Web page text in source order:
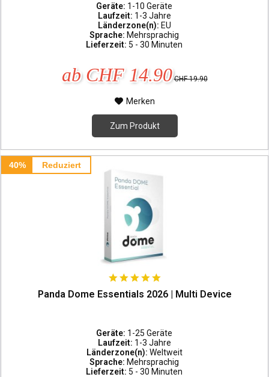
Geräte: 1-10 Geräte
Laufzeit: 1-3 Jahre
Länderzone(n): EU
Sprache: Mehrsprachig
Lieferzeit: 5 - 30 Minuten
ab CHF 14.90 CHF 19.90
Merken
Zum Produkt
40% Reduziert
Panda Dome Essentials 2026 | Multi Device
Geräte: 1-25 Geräte
Laufzeit: 1-3 Jahre
Länderzone(n): Weltweit
Sprache: Mehrsprachig
Lieferzeit: 5 - 30 Minuten